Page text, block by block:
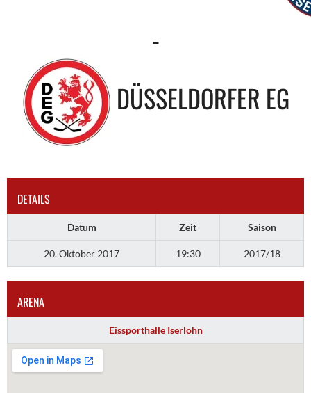
-
DÜSSELDORFER EG
DETAILS
Datum Zeit Saison
20. Oktober 2017 19:30 2017/18
ARENA
Eissporthalle Iserlohn